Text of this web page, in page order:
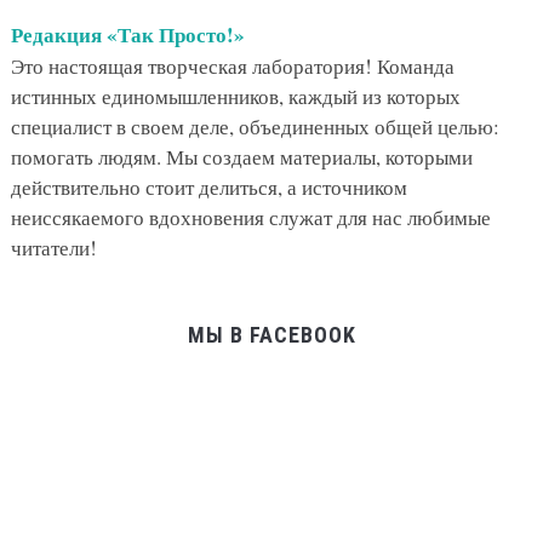
Редакция «Так Просто!»
Это настоящая творческая лаборатория! Команда
истинных единомышленников, каждый из которых
специалист в своем деле, объединенных общей целью:
помогать людям. Мы создаем материалы, которыми
действительно стоит делиться, а источником
неиссякаемого вдохновения служат для нас любимые
читатели!
МЫ В FACEBOOK